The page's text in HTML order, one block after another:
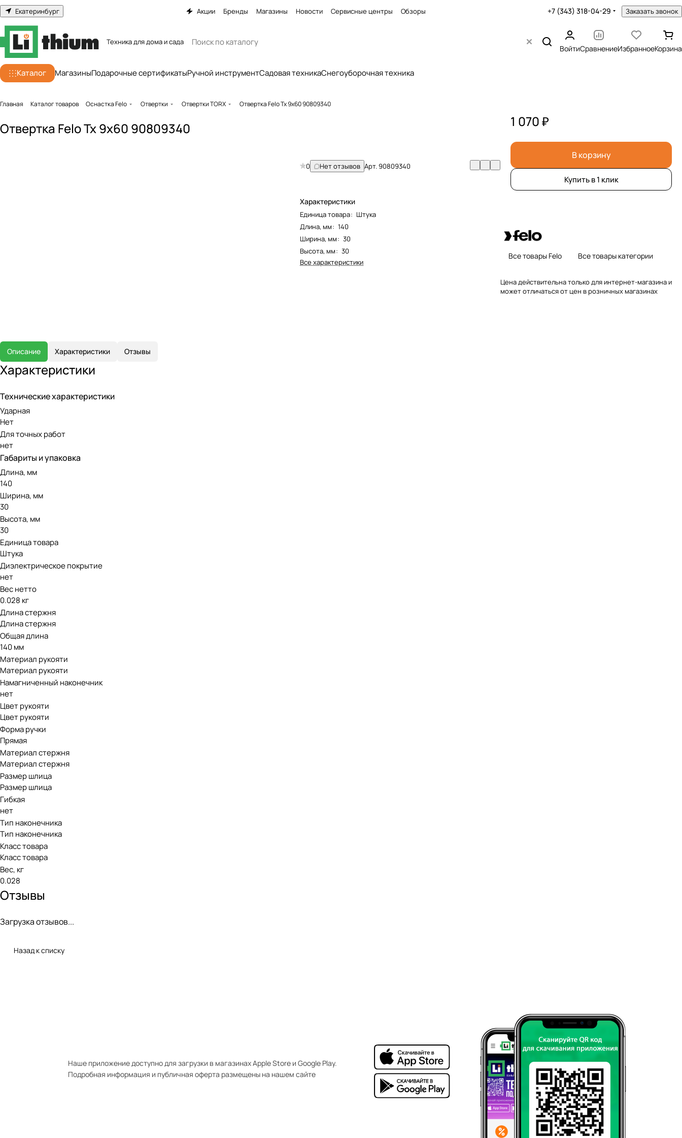
Екатеринбург Акции Бренды Магазины Новости Сервисные центры Обзоры +7 (343) 318-04-29 Заказать звонок
Техника для дома и сада
ВойтиСравнениеИзбранноеКорзина
Каталог МагазиныПодарочные сертификатыРучной инструментСадовая техникаСнегоуборочная техника
Главная Каталог товаров Оснастка Felo Отвертки Отвертки TORX Отвертка Felo Tx 9x60 90809340
Отвертка Felo Tx 9x60 90809340
0 Нет отзывов Арт.90809340
Характеристики
Единица товара: Штука
Длина, мм: 140
Ширина, мм: 30
Высота, мм: 30
Все характеристики
1 070 ₽
В корзину
Купить в 1 клик
Все товары Felo Все товары категории
Цена действительна только для интернет-магазина и
может отличаться от цен в розничных магазинах
Описание Характеристики Отзывы
Характеристики
Технические характеристики
Ударная
Нет
Для точных работ
нет
Габариты и упаковка
Длина, мм
140
Ширина, мм
30
Высота, мм
30
Единица товара
Штука
Диэлектрическое покрытие
нет
Вес нетто
0.028 кг
Длина стержня
Длина стержня
Общая длина
140 мм
Материал рукояти
Материал рукояти
Намагниченный наконечник
нет
Цвет рукояти
Цвет рукояти
Форма ручки
Прямая
Материал стержня
Материал стержня
Размер шлица
Размер шлица
Гибкая
нет
Тип наконечника
Тип наконечника
Класс товара
Класс товара
Вес, кг
0.028
Отзывы
Загрузка отзывов...
Назад к списку
Наше приложение доступно для загрузки в магазинах Apple Store и Google Play.
Подробная информация и публичная оферта размещены на нашем сайте